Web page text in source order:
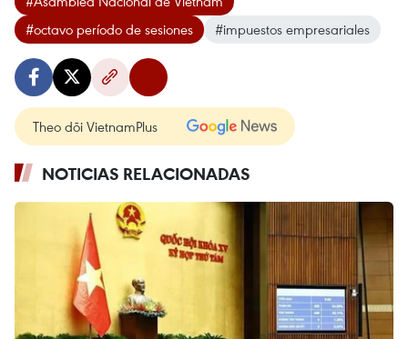
#octavo período de sesiones
#impuestos empresariales
Theo dõi VietnamPlus
NOTICIAS RELACIONADAS